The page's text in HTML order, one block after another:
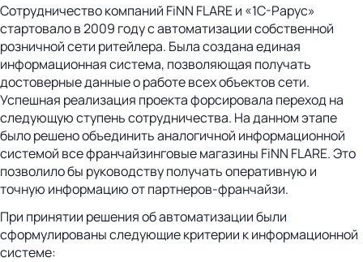
Сотрудничество компаний FiNN FLARE и «1С-Рарус»
стартовало в 2009 году с автоматизации собственной
розничной сети ритейлера. Была создана единая
информационная система, позволяющая получать
достоверные данные о работе всех объектов сети.
Успешная реализация проекта форсировала переход на
следующую ступень сотрудничества. На данном этапе
было решено объединить аналогичной информационной
системой все франчайзинговые магазины FiNN FLARE. Это
позволило бы руководству получать оперативную и
точную информацию от партнеров-франчайзи.
При принятии решения об автоматизации были
сформулированы следующие критерии к информационной
системе: